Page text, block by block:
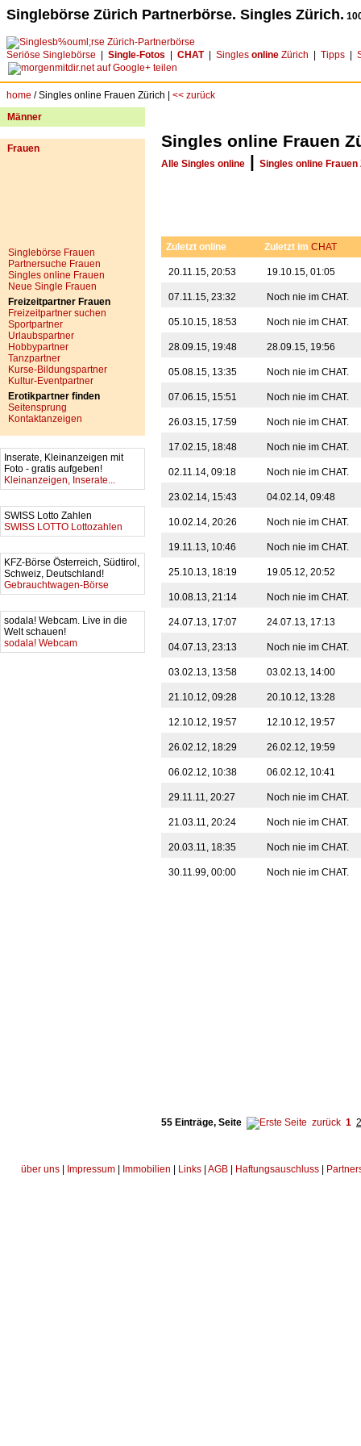
Singlebörse Zürich Partnerbörse. Singles Zürich.
Seriöse Singlebörse Single-Fotos CHAT| Singles online Zürich Tipps
home / Singles online Frauen Zürich | << zurück
Männer
Frauen
Singlebörse Frauen
Partnersuche Frauen
Singles online Frauen
Neue Single Frauen
Freizeitpartner Frauen
Freizeitpartner suchen
Sportpartner
Urlaubspartner
Hobbypartner
Tanzpartner
Kurse-Bildungspartner
Kultur-Eventpartner
Erotikpartner finden
Seitensprung
Kontaktanzeigen
Inserate, Kleinanzeigen mit
Foto - gratis aufgeben!
Kleinanzeigen, Inserate...
SWISS Lotto Zahlen
SWISS LOTTO Lottozahlen
KFZ-Börse Österreich, Südtirol,
Schweiz, Deutschland!
Gebrauchtwagen-Börse
sodala! Webcam. Live in die
Welt schauen!
sodala! Webcam
Singles online Frauen
Alle Singles online | Singles online Frauen
Zuletzt online Zuletzt im CHAT
20.11.15, 20:53 19.10.15, 01:05
07.11.15, 23:32 Noch nie im CHAT.
05.10.15, 18:53 Noch nie im CHAT.
28.09.15, 19:48 28.09.15, 19:56
05.08.15, 13:35 Noch nie im CHAT.
07.06.15, 15:51 Noch nie im CHAT.
26.03.15, 17:59 Noch nie im CHAT.
17.02.15, 18:48 Noch nie im CHAT.
02.11.14, 09:18 Noch nie im CHAT.
23.02.14, 15:43 04.02.14, 09:48
10.02.14, 20:26 Noch nie im CHAT.
19.11.13, 10:46 Noch nie im CHAT.
25.10.13, 18:19 19.05.12, 20:52
10.08.13, 21:14 Noch nie im CHAT.
24.07.13, 17:07 24.07.13, 17:13
04.07.13, 23:13 Noch nie im CHAT.
03.02.13, 13:58 03.02.13, 14:00
21.10.12, 09:28 20.10.12, 13:28
12.10.12, 19:57 12.10.12, 19:57
26.02.12, 18:29 26.02.12, 19:59
06.02.12, 10:38 06.02.12, 10:41
29.11.11, 20:27 Noch nie im CHAT.
21.03.11, 20:24 Noch nie im CHAT.
20.03.11, 18:35 Noch nie im CHAT.
30.11.99, 00:00 Noch nie im CHAT.
55 Einträge, Seite zurück 1 2
über uns Impressum Immobilien Links AGB Haftungsauschluss